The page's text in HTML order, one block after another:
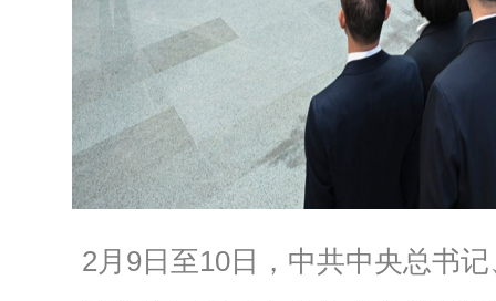
2月9日至10日，中共中央总书